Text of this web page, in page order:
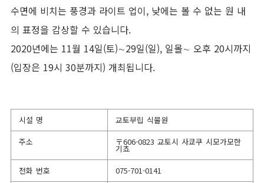
수면에 비치는 풍경과 라이트 업이, 낮에는 볼 수 없는 원 내
의 표정을 감상할 수 있습니다.
2020년에는 11월 14일(토)∼29일(일), 일몰∼ 오후 20시까지
(입장은 19시 30분까지) 개최됩니다.
시설 명
교토부립 식물원
주소
〒606-0823 교토시 사쿄쿠 시모가모한
기쵸
전화 번호
075-701-0141